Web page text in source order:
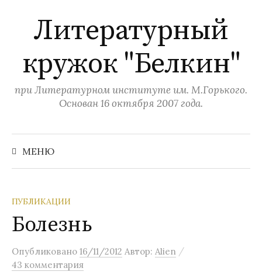
т
с
о
д
р
и
о
Литературный
кружок "Белкин"
при Литературном институте им. М.Горького.
Основан 16 октября 2007 года.
МЕНЮ
ПУБЛИКАЦИИ
Болезнь
Опубликовано 16/11/2012 Автор: Alien /
43 комментария